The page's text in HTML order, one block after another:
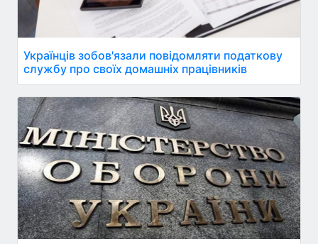
Українців зобов'язали повідомляти податкову
службу про своїх домашніх працівників